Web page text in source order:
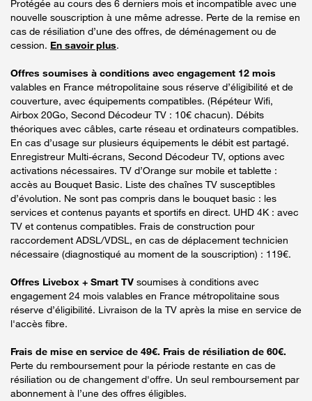
Protégée au cours des 6 derniers mois et incompatible avec une
nouvelle souscription à une même adresse. Perte de la remise en
cas de résiliation d’une des offres, de déménagement ou de
cession. En savoir plus.
Offres soumises à conditions avec engagement 12 mois
valables en France métropolitaine sous réserve d’éligibilité et de
couverture, avec équipements compatibles. (Répéteur Wifi,
Airbox 20Go, Second Décodeur TV : 10€ chacun). Débits
théoriques avec câbles, carte réseau et ordinateurs compatibles.
En cas d’usage sur plusieurs équipements le débit est partagé.
Enregistreur Multi-écrans, Second Décodeur TV, options avec
activations nécessaires. TV d’Orange sur mobile et tablette :
accès au Bouquet Basic. Liste des chaînes TV susceptibles
d’évolution. Ne sont pas compris dans le bouquet basic : les
services et contenus payants et sportifs en direct. UHD 4K : avec
TV et contenus compatibles. Frais de construction pour
raccordement ADSL/VDSL, en cas de déplacement technicien
nécessaire (diagnostiqué au moment de la souscription) : 119€.
Offres Livebox + Smart TV soumises à conditions avec
engagement 24 mois valables en France métropolitaine sous
réserve d’éligibilité. Livraison de la TV après la mise en service de
l'accès fibre.
Frais de mise en service de 49€. Frais de résiliation de 60€.
Perte du remboursement pour la période restante en cas de
résiliation ou de changement d'offre. Un seul remboursement par
abonnement à l’une des offres éligibles.